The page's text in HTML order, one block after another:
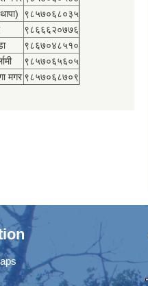
९८५७०६८०३५
९८६६६२०७७६
९८६७०४८५१०
९८५७०६५६०५
मगर ९८५७०६८७०९